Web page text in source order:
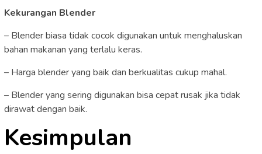
Kekurangan Blender
– Blender biasa tidak cocok digunakan untuk menghaluskan
bahan makanan yang terlalu keras.
– Harga blender yang baik dan berkualitas cukup mahal.
– Blender yang sering digunakan bisa cepat rusak jika tidak
dirawat dengan baik.
Kesimpulan